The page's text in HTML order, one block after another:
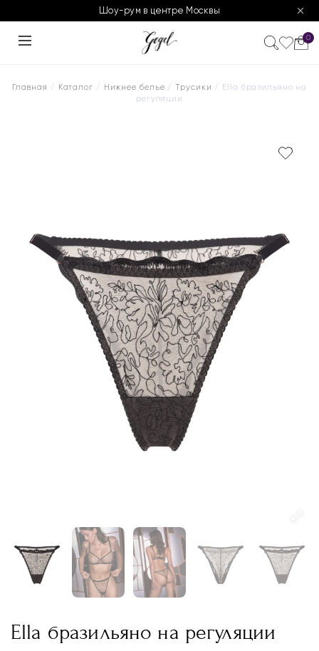
Шоу-рум в центре Москвы
0
Главная / Каталог / Нижнее белье / Трусики / Ella бразильяно на
регуляции
Ella бразильяно на регуляции